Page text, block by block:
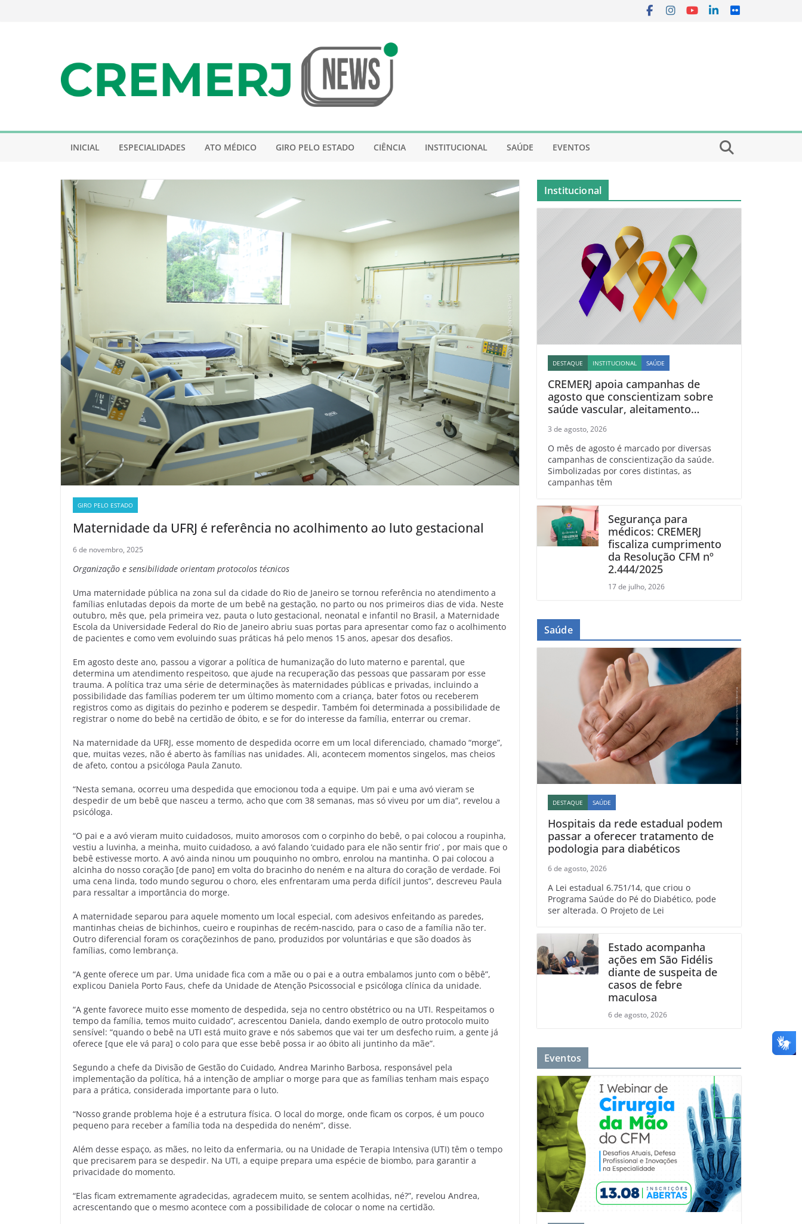
INICIAL ESPECIALIDADES ATO MÉDICO GIRO PELO ESTADO CIÊNCIA INSTITUCIONAL SAÚDE EVENTOS
GIRO PELO ESTADO
Maternidade da UFRJ é referência no acolhimento ao luto gestacional
6 de novembro, 2025
Organização e sensibilidade orientam protocolos técnicos
Uma maternidade pública na zona sul da cidade do Rio de Janeiro se tornou referência no atendimento a
famílias enlutadas depois da morte de um bebê na gestação, no parto ou nos primeiros dias de vida. Neste
outubro, mês que, pela primeira vez, pauta o luto gestacional, neonatal e infantil no Brasil, a Maternidade
Escola da Universidade Federal do Rio de Janeiro abriu suas portas para apresentar como faz o acolhimento
de pacientes e como vem evoluindo suas práticas há pelo menos 15 anos, apesar dos desafios.
Em agosto deste ano, passou a vigorar a política de humanização do luto materno e parental, que
determina um atendimento respeitoso, que ajude na recuperação das pessoas que passaram por esse
trauma. A política traz uma série de determinações às maternidades públicas e privadas, incluindo a
possibilidade das famílias poderem ter um último momento com a criança, bater fotos ou receberem
registros como as digitais do pezinho e poderem se despedir. Também foi determinada a possibilidade de
registrar o nome do bebê na certidão de óbito, e se for do interesse da família, enterrar ou cremar.
Na maternidade da UFRJ, esse momento de despedida ocorre em um local diferenciado, chamado “morge”,
que, muitas vezes, não é aberto às famílias nas unidades. Ali, acontecem momentos singelos, mas cheios
de afeto, contou a psicóloga Paula Zanuto.
“Nesta semana, ocorreu uma despedida que emocionou toda a equipe. Um pai e uma avó vieram se
despedir de um bebê que nasceu a termo, acho que com 38 semanas, mas só viveu por um dia“, revelou a
psicóloga.
“O pai e a avó vieram muito cuidadosos, muito amorosos com o corpinho do bebê, o pai colocou a roupinha,
vestiu a luvinha, a meinha, muito cuidadoso, a avó falando ‘cuidado para ele não sentir frio’ , por mais que o
bebê estivesse morto. A avó ainda ninou um pouquinho no ombro, enrolou na mantinha. O pai colocou a
alcinha do nosso coração [de pano] em volta do bracinho do neném e na altura do coração de verdade. Foi
uma cena linda, todo mundo segurou o choro, eles enfrentaram uma perda difícil juntos”, descreveu Paula
para ressaltar a importância do morge.
A maternidade separou para aquele momento um local especial, com adesivos enfeitando as paredes,
mantinhas cheias de bichinhos, cueiro e roupinhas de recém-nascido, para o caso de a família não ter.
Outro diferencial foram os coraçõezinhos de pano, produzidos por voluntárias e que são doados às
famílias, como lembrança.
“A gente oferece um par. Uma unidade fica com a mãe ou o pai e a outra embalamos junto com o bêbê”,
explicou Daniela Porto Faus, chefe da Unidade de Atenção Psicossocial e psicóloga clínica da unidade.
“A gente favorece muito esse momento de despedida, seja no centro obstétrico ou na UTI. Respeitamos o
tempo da família, temos muito cuidado”, acrescentou Daniela, dando exemplo de outro protocolo muito
sensível: “quando o bebê na UTI está muito grave e nós sabemos que vai ter um desfecho ruim, a gente já
oferece [que ele vá para] o colo para que esse bebê possa ir ao óbito ali juntinho da mãe”.
Segundo a chefe da Divisão de Gestão do Cuidado, Andrea Marinho Barbosa, responsável pela
implementação da política, há a intenção de ampliar o morge para que as famílias tenham mais espaço
para a prática, considerada importante para o luto.
“Nosso grande problema hoje é a estrutura física. O local do morge, onde ficam os corpos, é um pouco
pequeno para receber a família toda na despedida do neném”, disse.
Além desse espaço, as mães, no leito da enfermaria, ou na Unidade de Terapia Intensiva (UTI) têm o tempo
que precisarem para se despedir. Na UTI, a equipe prepara uma espécie de biombo, para garantir a
privacidade do momento.
“Elas ficam extremamente agradecidas, agradecem muito, se sentem acolhidas, né?”, revelou Andrea,
acrescentando que o mesmo acontece com a possibilidade de colocar o nome na certidão.
Institucional
DESTAQUE INSTITUCIONAL SAÚDE
CREMERJ apoia campanhas de
agosto que conscientizam sobre
saúde vascular, aleitamento
linfoma
3 de agosto, 2026
O mês de agosto é marcado por diversas
campanhas de conscientização da saúde.
Simbolizadas por cores distintas, as
campanhas têm
Segurança para
médicos: CREMERJ
fiscaliza cumprimento
da Resolução CFM nº
2.444/2025
17 de julho, 2026
Saúde
DESTAQUE SAÚDE
Hospitais da rede estadual podem
passar a oferecer tratamento de
podologia para diabéticos
6 de agosto, 2026
A Lei estadual 6.751/14, que criou o
Programa Saúde do Pé do Diabético, pode
ser alterada. O Projeto de Lei
Estado acompanha
ações em São Fidélis
diante de suspeita de
casos de febre
maculosa
6 de agosto, 2026
Eventos